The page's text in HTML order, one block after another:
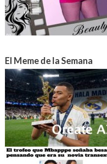
El Meme de la Semana